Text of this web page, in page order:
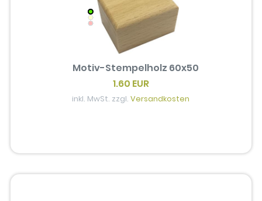
Motiv-Stempelholz 60x50
1.60 EUR
inkl. MwSt. zzgl.Versandkosten